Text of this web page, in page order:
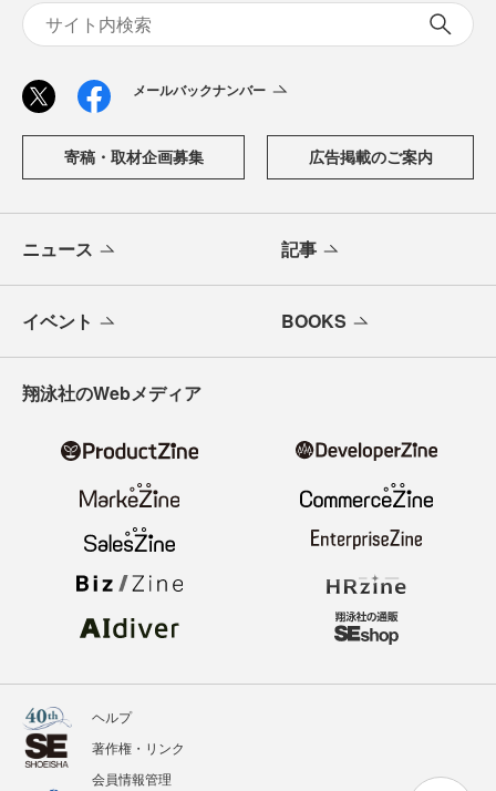
メールバックナンバー
寄稿・取材企画募集 広告掲載のご案内
ニュース 記事
イベント BOOKS
翔泳社のWebメディア
ヘルプ
著作権・リンク
会員情報管理